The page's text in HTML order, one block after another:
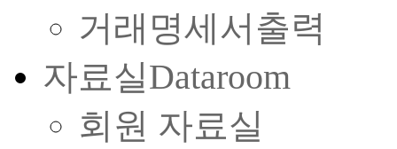
거래명세서출력
자료실Dataroom
회원 자료실